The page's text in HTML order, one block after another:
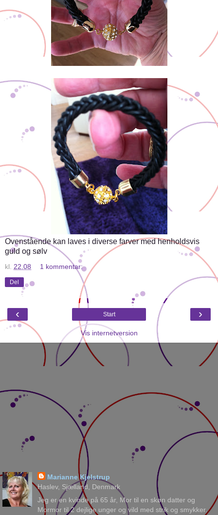
Ovenstående kan laves i diverse farver med henholdsvis
guld og sølv
kl. 22.08 1 kommentar:
Del
‹ ›
Start
Vis internetversion
Marianne Kjelstrup
Haslev, Sjælland, Denmark
Jeg er en kvinde på 65 år, Mor til en skøn datter og
Mormor til 2 dejlige unger og vild med strik og smykker.